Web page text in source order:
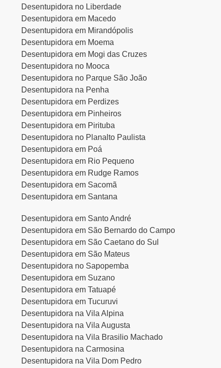
Desentupidora no Liberdade
Desentupidora em Macedo
Desentupidora em Mirandópolis
Desentupidora em Moema
Desentupidora em Mogi das Cruzes
Desentupidora no Mooca
Desentupidora no Parque São João
Desentupidora na Penha
Desentupidora em Perdizes
Desentupidora em Pinheiros
Desentupidora em Pirituba
Desentupidora no Planalto Paulista
Desentupidora em Poá
Desentupidora em Rio Pequeno
Desentupidora em Rudge Ramos
Desentupidora em Sacomã
Desentupidora em Santana
Desentupidora em Santo André
Desentupidora em São Bernardo do Campo
Desentupidora em São Caetano do Sul
Desentupidora em São Mateus
Desentupidora no Sapopemba
Desentupidora em Suzano
Desentupidora em Tatuapé
Desentupidora em Tucuruvi
Desentupidora na Vila Alpina
Desentupidora na Vila Augusta
Desentupidora na Vila Brasilio Machado
Desentupidora na Carmosina
Desentupidora na Vila Dom Pedro